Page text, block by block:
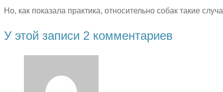
Но, как показала практика, относительно собак такие
У этой записи 2 комментариев